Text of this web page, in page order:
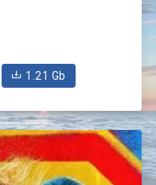
1.21 Gb